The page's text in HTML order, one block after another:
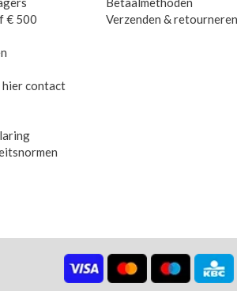
€ 500
hier contact
Verzenden & retourneren